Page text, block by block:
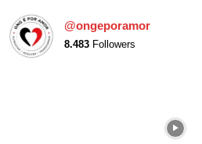
@ongeporamor
8.483 Followers